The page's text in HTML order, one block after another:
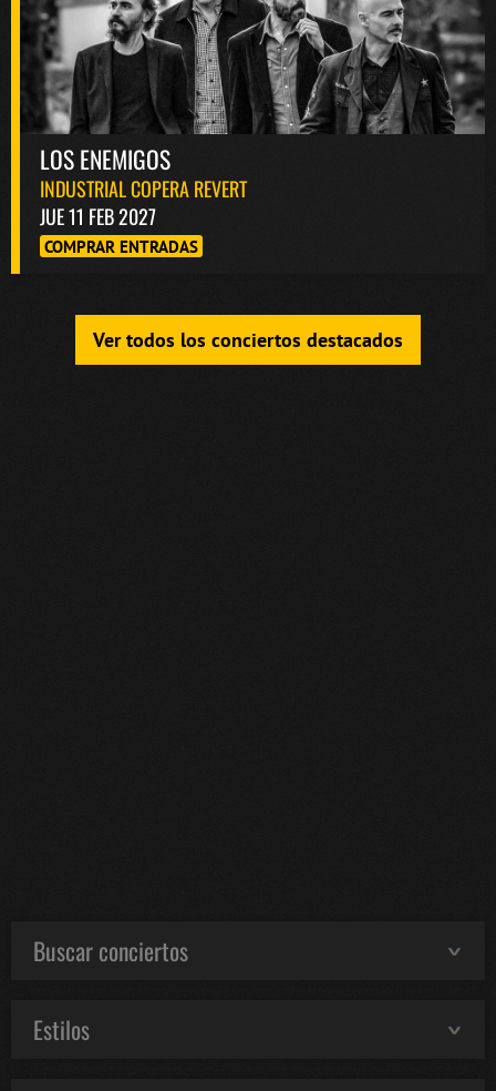
LOS ENEMIGOS
INDUSTRIAL COPERA REVERT
JUE 11 FEB 2027
COMPRAR ENTRADAS
Ver todos los conciertos destacados
Buscar conciertos
Estilos